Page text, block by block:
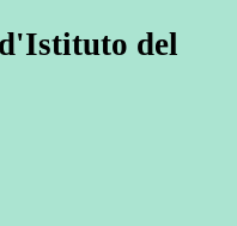
del